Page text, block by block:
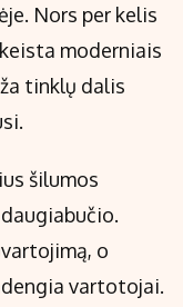
Nors per kelis
moderniais
tinklų dalis
šilumos
o
vartotojai.